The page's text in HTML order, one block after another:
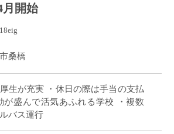
月開始
桑橋
生が充実 ・休日の際は手当の支払
が盛んで活気あふれる学校 ・複数
バス運行